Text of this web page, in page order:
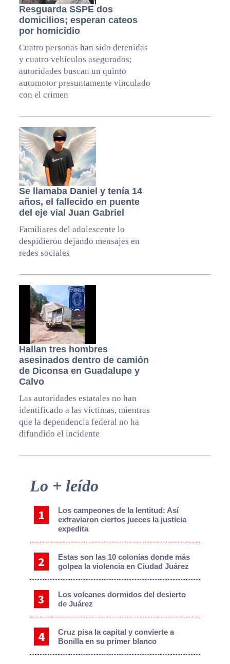
Resguarda SSPE dos
domicilios; esperan cateos
por homicidio
Cuatro personas han sido detenidas
y cuatro vehículos asegurados;
autoridades buscan un quinto
automotor presuntamente vinculado
con el crimen
Se llamaba Daniel y tenía 14
años, el fallecido en puente
del eje vial Juan Gabriel
Familiares del adolescente lo
despidieron dejando mensajes en
redes sociales
Hallan tres hombres
asesinados dentro de camión
de Diconsa en Guadalupe y
Calvo
Las autoridades estatales no han
identificado a las víctimas, mientras
que la dependencia federal no ha
difundido el incidente
Primary
Lo + leído
Los campeones de la lentitud: Así
extraviaron ciertos jueces la justicia
expedita
Estas son las 10 colonias donde más
golpea la violencia en Ciudad Juárez
Los volcanes dormidos del desierto
de Juárez
Cruz pisa la capital y convierte a
Bonilla en su primer blanco